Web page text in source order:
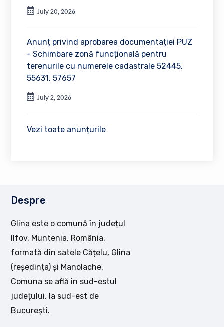
July 20, 2026
Anunț privind aprobarea documentației PUZ
- Schimbare zonă funcțională pentru
terenurile cu numerele cadastrale 52445,
55631, 57657
July 2, 2026
Vezi toate anunțurile
Despre
Glina este o comună în județul
Ilfov, Muntenia, România,
formată din satele Cățelu, Glina
(reședința) și Manolache.
Comuna se află în sud-estul
județului, la sud-est de
București.